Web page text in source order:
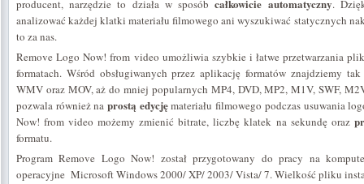
producent, narzędzie to działa w sposóbcałkowicie automatyczny.
analizować każdej klatki materiału filmowego ani wyszukiwać statycznych
to za nas.
Remove Logo Now! from video umożliwia szybkie i łatwe przetwarzania
formatach. Wśród obsługiwanych przez aplikację formatów znajdziemy
WMV oraz MOV, aż do mniej popularnych MP4, DVD, MP2, M1V, SWF,
pozwala również naprostą edycjęmateriału filmowego podczas usuwania
Now! from video możemy zmienić bitrate, liczbę klatek na sekundę oraz
formatu.
Program Remove Logo Now! został przygotowany do pracy na
operacyjne Microsoft Windows 2000/ XP/ 2003/ Vista/ 7. Wielkość pliku